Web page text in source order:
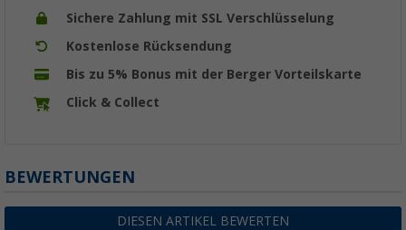
Sichere Zahlung mit SSL Verschlüsselung
Kostenlose Rücksendung
Bis zu 5% Bonus mit der Berger Vorteilskarte
Click & Collect
BEWERTUNGEN
DIESEN ARTIKEL BEWERTEN